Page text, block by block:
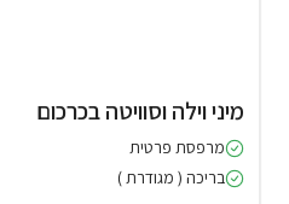
מיני וילה וסוויטה בכרכום
מרפסת פרטית
בריכה ( מגודרת )